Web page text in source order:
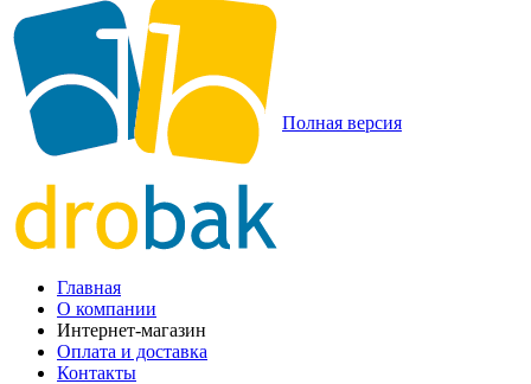
Полная версия
Главная
О компании
Интернет-магазин
Оплата и доставка
Контакты